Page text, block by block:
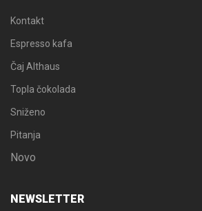
Kontakt
Espresso kafa
Čaj Althaus
Topla čokolada
Sniženo
Pitanja
Novo
NEWSLETTER